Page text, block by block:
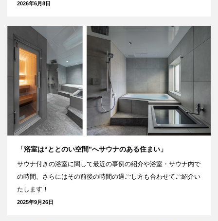
2026年6月8日
「浴室は“ととのい空間”へサウナのある住まい」
サウナ付きの浴室に関して最近の事例の紹介や浴室・サウナ内で
の時間、さらにはその前後の時間の過ごし方も合わせてご紹介い
たします！
2025年9月26日